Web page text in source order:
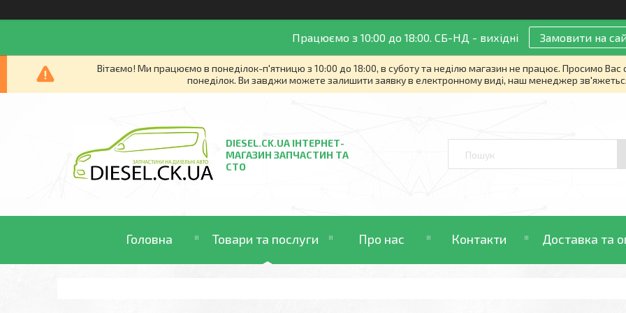
Працюємо з 10:00 до 18:00. СБ-НД - вихідні Замовити на
Вітаємо! Ми працюємо в понеділок-п'ятницю з 10:00 до 18:00, в суботу та неділю магазин не працює. Просимо Вас
понеділок. Ви завджи можете залишити заявку в електронному виді, наш менеджер
DIESEL.CK.UA ІНТЕРНЕТ-
МАГАЗИН ЗАПЧАСТИН ТА
СТО
Головна Товари та послуги Про нас Контакти Доставка та